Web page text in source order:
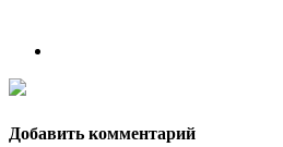
Добавить комментарий